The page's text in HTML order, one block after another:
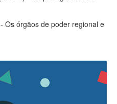
Os órgãos de poder regional e